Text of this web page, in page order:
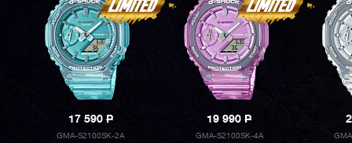
17 590P
GMA-S2100SK-2A
19 990P
GMA-S2100SK-4A